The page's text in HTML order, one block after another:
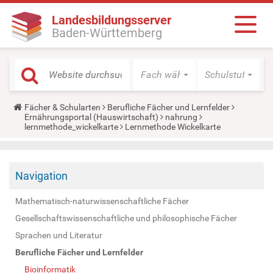
Landesbildungsserver
Baden-Württemberg
Fach wählen Schulstufe
Y
o
u
e
:
Fächer & Schularten
Berufliche Fächer und Lernfelder
Ernährungsportal (Hauswirtschaft)
nahrung
lernmethode_wickelkarte
Lernmethode Wickelkarte
Navigation
Mathematisch-naturwissenschaftliche Fächer
Gesellschaftswissenschaftliche und philosophische Fächer
Sprachen und Literatur
Berufliche Fächer und Lernfelder
Bioinformatik